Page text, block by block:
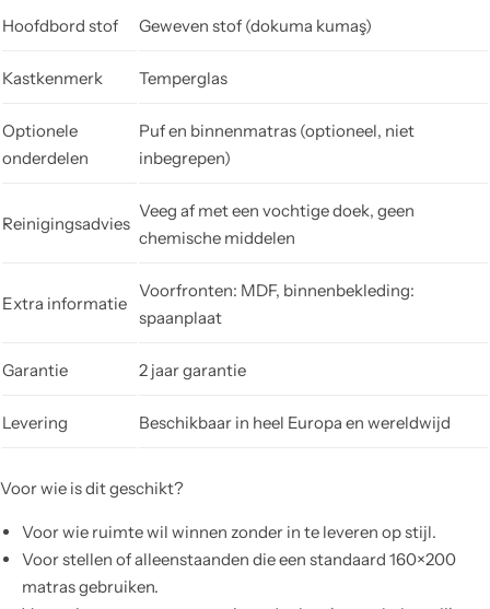
Hoofdbord stof Geweven stof (dokuma kumaş)
Kastkenmerk Temperglas
Optionele
onderdelen
Puf en binnenmatras (optioneel, niet
inbegrepen)
Reinigingsadvies
Veeg af met een vochtige doek, geen
chemische middelen
Extra informatie
Voorfronten: MDF, binnenbekleding:
spaanplaat
Garantie 2 jaar garantie
Levering Beschikbaar in heel Europa en wereldwijd
Voor wie is dit geschikt?
Voor wie ruimte wil winnen zonder in te leveren op stijl.
Voor stellen of alleenstaanden die een standaard 160×200
matras gebruiken.